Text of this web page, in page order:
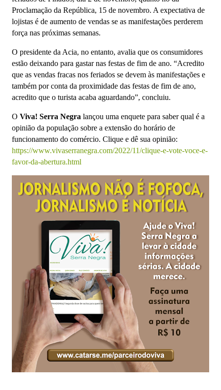
Proclamação da República, 15 de novembro. A expectativa de
lojistas é de aumento de vendas se as manifestações perderem
força nas próximas semanas.
O presidente da Acia, no entanto, avalia que os consumidores
estão deixando para gastar nas festas de fim de ano. “Acredito
que as vendas fracas nos feriados se devem às manifestações e
também por conta da proximidade das festas de fim de ano,
acredito que o turista acaba aguardando”, concluiu.
O Viva! Serra Negra lançou uma enquete para saber qual é a
opinião da população sobre a extensão do horário de
funcionamento do comércio. Clique e dê sua opinião:
https://www.vivaserranegra.com/2022/11/clique-e-vote-voce-e-
favor-da-abertura.html